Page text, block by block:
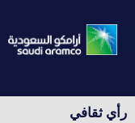
رأي ثقافي